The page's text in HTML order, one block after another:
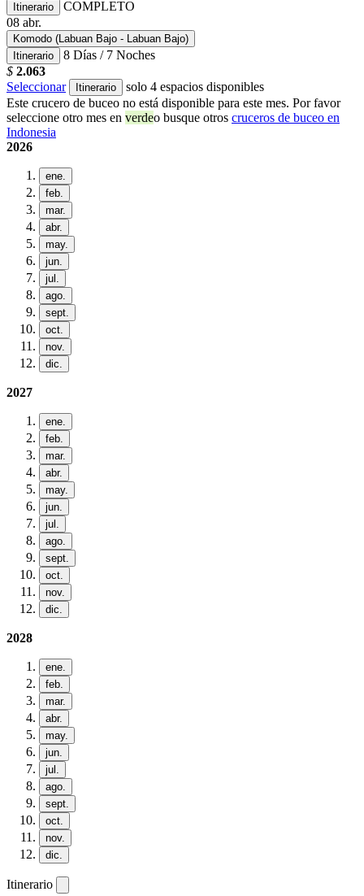
Itinerario
COMPLETO
08 abr.
Komodo (Labuan Bajo - Labuan Bajo)
Itinerario
8 Días / 7 Noches
$ 2.063
Seleccionar
Itinerario
solo 4 espacios disponibles
Este crucero de buceo no está disponible para este mes. Por favor
seleccione otro mes en verdeo busque otros cruceros de buceo en
Indonesia
2026
ene.
feb.
mar.
abr.
may.
jun.
jul.
ago.
sept.
oct.
nov.
dic.
2027
ene.
feb.
mar.
abr.
may.
jun.
jul.
ago.
sept.
oct.
nov.
dic.
2028
ene.
feb.
mar.
abr.
may.
jun.
jul.
ago.
sept.
oct.
nov.
dic.
Itinerario